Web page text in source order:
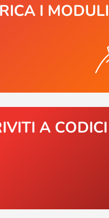
I MODULI
A CODICI